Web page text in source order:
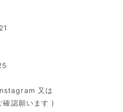
又は
認願います )